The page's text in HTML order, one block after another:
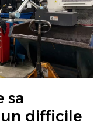
sa
difficile